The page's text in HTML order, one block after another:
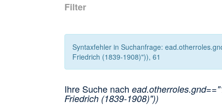
Filter
Syntaxfehler in Suchanfrage:
Friedrich (1839-1908)")), 61
Ihre Suche nach
Friedrich (1839-1908)"))